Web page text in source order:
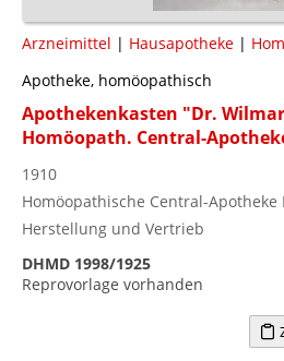
Arzneimittel | Hausapotheke |
Apotheke, homöopathisch
Apothekenkasten "Dr.
Homöopath. Central-
1910
Homöopathische Central-Apotheke
Herstellung und Vertrieb
DHMD 1998/1925
Reprovorlage vorhanden